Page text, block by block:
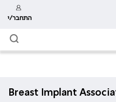
התחבר/י
Breast Implant